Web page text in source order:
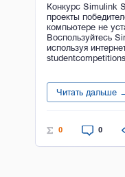
Конкурс Simulink
проекты
компьютере не
Воспользуйтесь
используя
Читать дальше
0 0